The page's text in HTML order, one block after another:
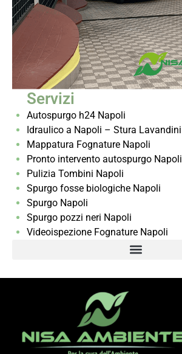
Servizi
Autospurgo h24 Napoli
Idraulico a Napoli – Stura Lavandini
Mappatura Fognature Napoli
Pronto intervento autospurgo Napoli
Pulizia Tombini Napoli
Spurgo fosse biologiche Napoli
Spurgo Napoli
Spurgo pozzi neri Napoli
Videoispezione Fognature Napoli